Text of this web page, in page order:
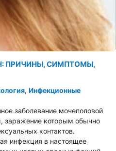
ПРИЧИНЫ, СИМПТОМЫ,
, Инфекционные
заболевание мочеполовой
заражение которым обычно
контактов.
инфекция в настоящее